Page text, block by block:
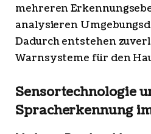
mehreren
analysieren
Dadurch entstehen
Warnsysteme für den
Sensortechnologie
Spracherkennung